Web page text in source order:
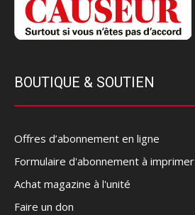
BOUTIQUE & SOUTIEN
Offres d’abonnement en ligne
Formulaire d'abonnement à imprimer
Achat magazine à l'unité
Faire un don